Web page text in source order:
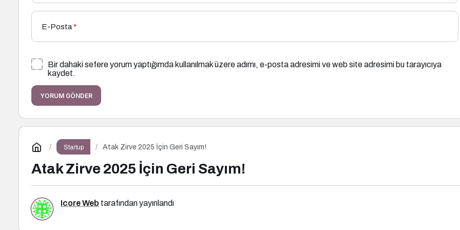
E-Posta*
Bir dahaki sefere yorum yaptığımda kullanılmak üzere adımı, e-posta adresimi ve web site adresimi bu tarayıcıya
kaydet.
YORUM GÖNDER
Startup Atak Zirve 2025 İçin Geri Sayım!
Atak Zirve 2025 İçin Geri Sayım!
Icore Web tarafından yayınlandı